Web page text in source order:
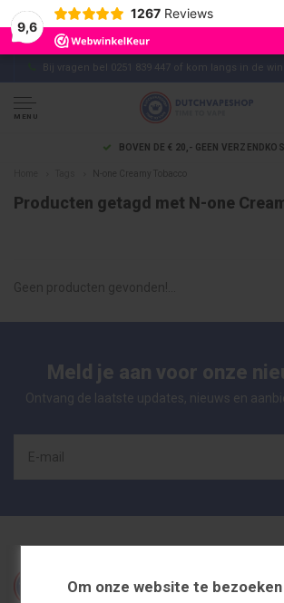
Om onze website te
9,6
1267 Reviews
Bij vragen bel 0251 839 447 of kom langs in de
MENU
N-one Creamy Tobacco
Producten getagd met N-one
Geen producten gevonden!...
Meld je aan voor onze
Ontvang de laatste updates, nieuws en